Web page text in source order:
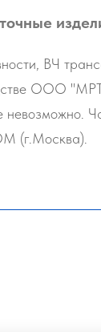
ВЧ
ООО "МРТ"
невозможно.
(г.Москва).